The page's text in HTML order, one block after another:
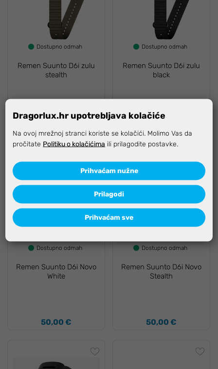
Dostupno odmah
Remen Suunto D6i zulu
stealth
85,00 €
Dostupno odmah
Remen Suunto D6i zulu
black
85,00 €
Dostupno odmah
Remen Suunto D6i Novo
White
50,00 €
Dostupno odmah
Remen Suunto D6i Novo
Stealth
50,00 €
Dragorlux.hr upotrebljava kolačiće
Na ovoj mrežnoj stranci koriste se kolačići. Molimo Vas da
pročitate Politiku o kolačićima ili prilagodite postavke.
Prihvaćam nužne
Prilagodi
Prihvaćam sve